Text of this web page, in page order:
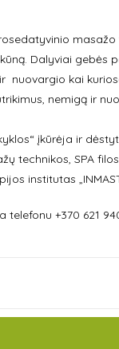
Dalyviai gebės
nuovargio kai
nemigą ir
įkūrėja ir
technikos, SPA
institutas
+370 621